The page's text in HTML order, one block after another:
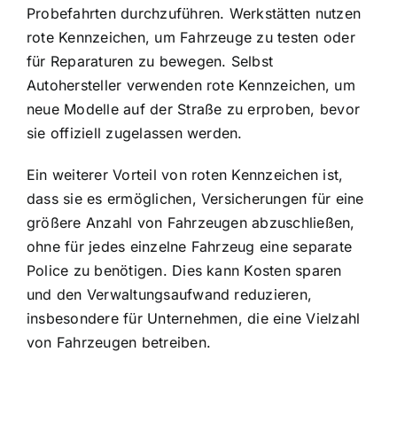
Probefahrten durchzuführen. Werkstätten nutzen
rote Kennzeichen, um Fahrzeuge zu testen oder
für Reparaturen zu bewegen. Selbst
Autohersteller verwenden rote Kennzeichen, um
neue Modelle auf der Straße zu erproben, bevor
sie offiziell zugelassen werden.
Ein weiterer Vorteil von roten Kennzeichen ist,
dass sie es ermöglichen, Versicherungen für eine
größere Anzahl von Fahrzeugen abzuschließen,
ohne für jedes einzelne Fahrzeug eine separate
Police zu benötigen. Dies kann Kosten sparen
und den Verwaltungsaufwand reduzieren,
insbesondere für Unternehmen, die eine Vielzahl
von Fahrzeugen betreiben.